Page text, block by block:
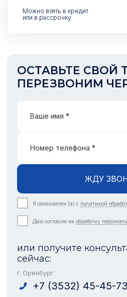
Можно взять в кредит
или в рассрочку
ОСТАВЬТЕ СВОЙ
ПЕРЕЗВОНИМ
Ваше имя *
Номер телефона *
ЖДУ
Я ознакомлен (а) с политикой
Даю согласие на обработку
или получите
сейчас:
г. Оренбург
+7 (3532) 45-45-73